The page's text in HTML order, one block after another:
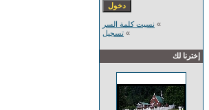
» نسيت كلمة السر
» تسجيل
إخترنا لك